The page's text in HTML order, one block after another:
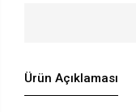
Ürün Açıklaması